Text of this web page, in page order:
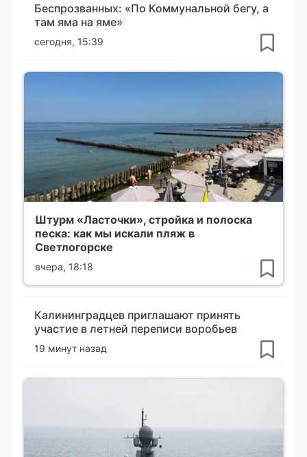
Беспрозванных: «По Коммунальной бегу, а
там яма на яме»
сегодня, 15:39
Штурм «Ласточки», стройка и полоска
песка: как мы искали пляж в
Светлогорске
вчера, 18:18
Калининградцев приглашают принять
участие в летней переписи воробьев
19 минут назад